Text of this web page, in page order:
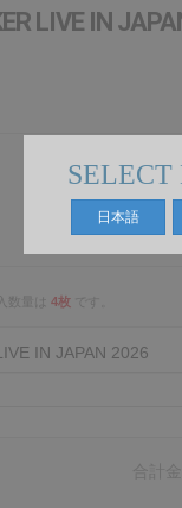
日本語
LIVE IN
2026.8.19(水)
数量は 4枚
IN JAPAN 2026